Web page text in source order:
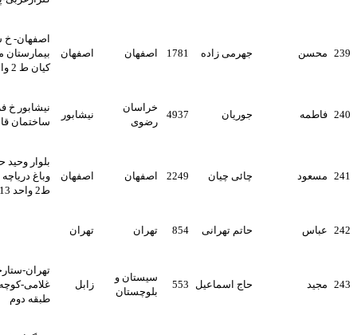
جهرمی زاده 1781 اصفهان اصفهان
اصفهان- خ شیخ بهایی مقابل
بیمارستان مهرگان ساختمان
جوریان 4937
رضوی
نیشابور
نیشابور خ فردوسی شمالی
ساختمان قائم ط3
چائی چیان 2249 اصفهان اصفهان
بلوار وحید حد فاصل پل وحید
وباغ دریاچه ساختمان امین
حاتم تهرانی 854 تهران تهران
حاج اسماعیل 553
بلوچستان
زابل
تهران-ستارخان-خ شهید
غلامی-کوچه سوم-پلاک 5-
طبقه دوم